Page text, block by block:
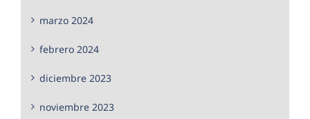
marzo 2024
febrero 2024
diciembre 2023
noviembre 2023